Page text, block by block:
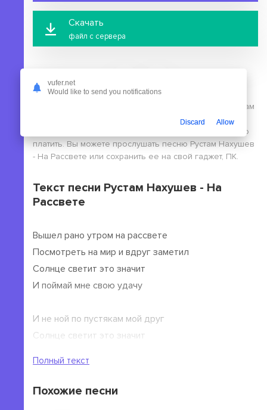
Скачать
файл с сервера
На этой странице вы можете скачать mp3 песню Рустам
Нахушев - На Рассвете бесплатно без выполнения
регистрации, в высоком качестве, для этого не нужно
платить. Вы можете прослушать песню Рустам Нахушев
- На Рассвете или сохранить ее на свой гаджет, ПК.
Текст песни Рустам Нахушев - На
Рассвете
Вышел рано утром на рассвете
Посмотреть на мир и вдруг заметил
Солнце светит это значит
И поймай мне свою удачу
И не ной по пустякам мой друг
Солнце светит это значит
Полный текст
Похожие песни
vufer.net
Would like to send you notifications
Discard Allow